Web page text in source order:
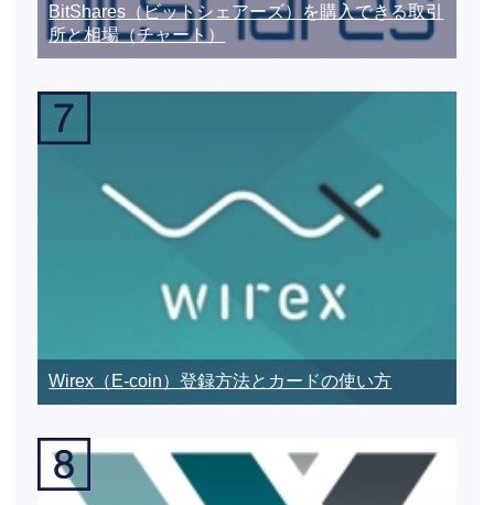
BitShares（ビットシェアーズ）を購入できる取引
所と相場（チャート）
Wirex（E-coin）登録方法とカードの使い方